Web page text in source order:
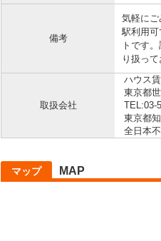
備考
気軽に
駅利用
トです
り扱っ
取扱会社
ハウス
東京都
TEL:03-
東京都
全日本
マップ MAP